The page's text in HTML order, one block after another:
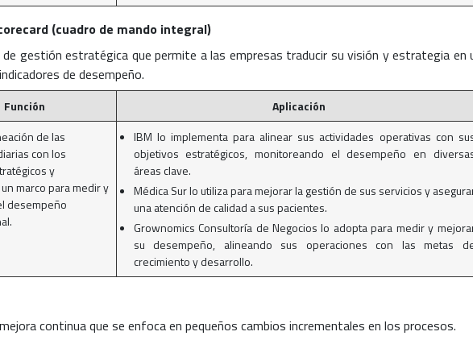
(cuadro de mando integral)
de gestión estratégica que permite a las empresas traducir su visión y estrategia en
de desempeño.
Función
Aplicación
de las
con los
y
marco para medir y
desempeño
IBM lo implementa para alinear sus actividades operativas con
objetivos estratégicos, monitoreando el desempeño en
áreas clave.
Médica Sur lo utiliza para mejorar la gestión de sus servicios y
una atención de calidad a sus pacientes.
Grownomics Consultoría de Negocios lo adopta para medir y
su desempeño, alineando sus operaciones con las metas
crecimiento y desarrollo.
continua que se enfoca en pequeños cambios incrementales en los procesos.